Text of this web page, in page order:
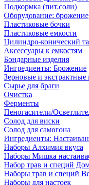
Подкормка (пит.соли)
Оборудование: брожение
Пластиковые бочки
Пластиковые емкости
Цилиндро-конический
Аксессуары к емкостям
Бондарные изделия
Ингредиенты: Брожение
Зерновые и экстрактные
Сырье для браги
Очистка
Ферменты
Пеногасители/
Солод для виски
Солод для самогона
Ингредиенты:
Наборы Алхимия вкуса
Наборы Мишка
Набор трав и специй
Наборы трав и специй
Наборы для настоек